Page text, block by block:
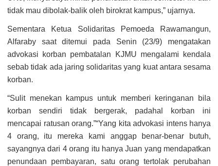
tidak mau dibolak-balik oleh birokrat kampus,” ujarnya.
Sementara Ketua Solidaritas Pemoeda Rawamangun,
Alfaraby saat ditemui pada Senin (23/9) mengatakan
advokasi korban pembatalan KJMU mengalami kendala
sebab tidak ada jaring solidaritas yang kuat antara sesama
korban.
“Sulit menekan kampus untuk memberi keringanan bila
korban sendiri tidak bergerak, padahal korban ini
mencapai ratusan orang.”“Yang kita advokasi intens hanya
4 orang, itu mereka kami anggap benar-benar butuh,
sayangnya dari 4 orang itu hanya Juan yang mendapatkan
penundaan pembayaran, satu orang tertolak perubahan